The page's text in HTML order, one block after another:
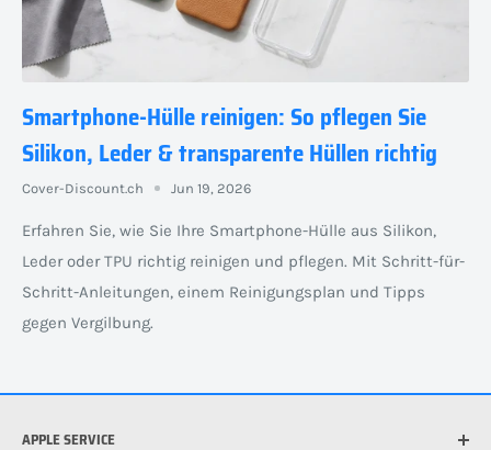
Smartphone-Hülle reinigen: So pflegen Sie
Silikon, Leder & transparente Hüllen richtig
Cover-Discount.ch Jun 19, 2026
Erfahren Sie, wie Sie Ihre Smartphone-Hülle aus Silikon,
Leder oder TPU richtig reinigen und pflegen. Mit Schritt-für-
Schritt-Anleitungen, einem Reinigungsplan und Tipps
gegen Vergilbung.
APPLE SERVICE